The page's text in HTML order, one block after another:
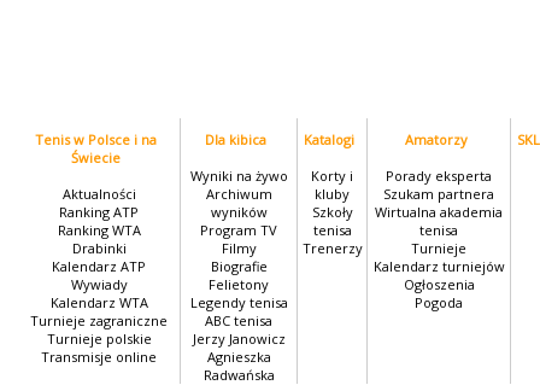
Tenis w Polsce i na
Świecie
Aktualności
Ranking ATP
Ranking WTA
Drabinki
Kalendarz ATP
Wywiady
Kalendarz WTA
Turnieje zagraniczne
Turnieje polskie
Transmisje online
Dla kibica
Wyniki na żywo
Archiwum
wyników
Program TV
Filmy
Biografie
Felietony
Legendy tenisa
ABC tenisa
Jerzy Janowicz
Agnieszka
Radwańska
Katalogi
Korty i
kluby
Szkoły
tenisa
Trenerzy
Amatorzy
Porady eksperta
Szukam partnera
Wirtualna akademia
tenisa
Turnieje
Kalendarz turniejów
Ogłoszenia
Pogoda